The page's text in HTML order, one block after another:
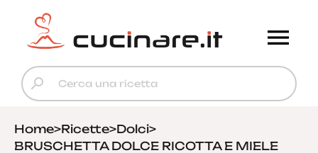
Home>Ricette>Dolci>
BRUSCHETTA DOLCE RICOTTA E MIELE